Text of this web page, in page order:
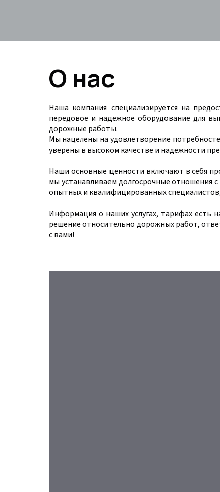
О нас
Наша компания специализируется на
передовое и надежное оборудование для
дорожные работы.
Мы нацелены на удовлетворение
уверены в высоком качестве и надежности
Наши основные ценности включают в себя
мы устанавливаем долгосрочные отношения
опытных и квалифицированных
Информация о наших услугах, тарифах
решение относительно дорожных работ,
с вами!